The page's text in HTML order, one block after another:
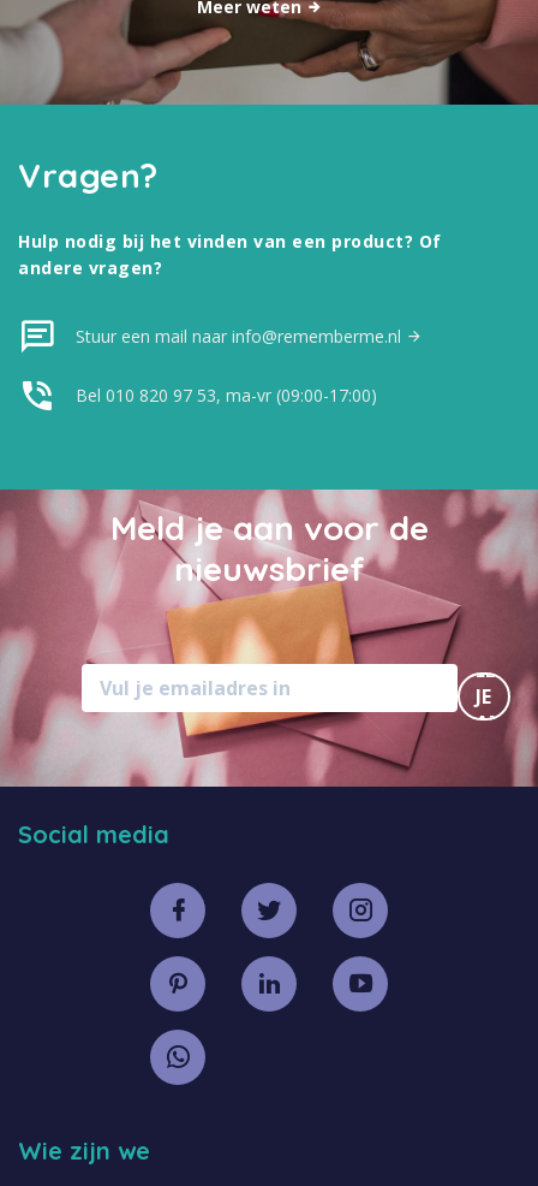
Meer weten
Vragen?
Hulp nodig bij het vinden van een product? Of
andere vragen?
Stuur een mail naar info@rememberme.nl
Bel 010 820 97 53, ma-vr (09:00-17:00)
Meld je aan voor de
nieuwsbrief
MELD
JE
AAN
Wie zijn we
Social media